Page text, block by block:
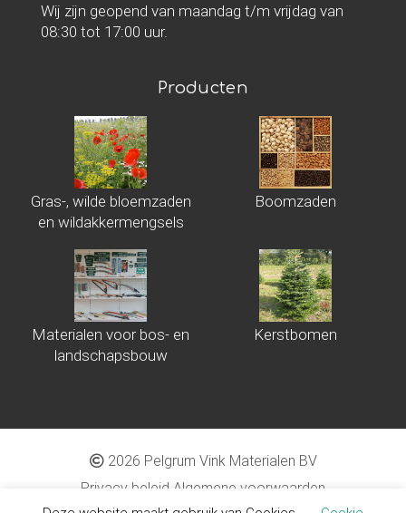
Wij zijn geopend van maandag t/m vrijdag van
08:30 tot 17:00 uur.
Producten
Gras-, wilde bloemzaden
en wildakkermengsels
Boomzaden
Materialen voor bos- en
landschapsbouw
Kerstbomen
2026 Pelgrum Vink Materialen BV
Privacy beleid Algemene voorwaarden